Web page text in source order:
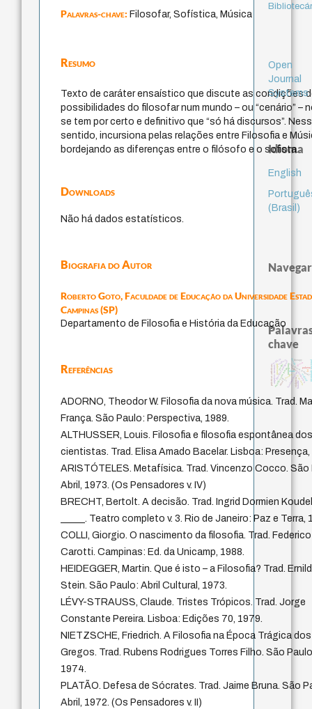
Palavras-chave:Filosofar, Sofística, Música
Resumo
Texto de caráter ensaístico que discute as condições
possibilidades do filosofar num mundo – ou “cenário” –
se tem por certo e definitivo que “só há discursos”.
sentido, incursiona pelas relações entre Filosofia e
bordejando as diferenças entre o filósofo e o sofista.
Downloads
Não há dados estatísticos.
Biografia do Autor
Roberto Goto,Faculdade de Educação da Universidade
Campinas (SP)
Departamento de Filosofia e História da Educação
Referências
ADORNO, Theodor W. Filosofia da nova música. Trad.
França. São Paulo: Perspectiva, 1989.
ALTHUSSER, Louis. Filosofia e filosofia espontânea
cientistas. Trad. Elisa Amado Bacelar. Lisboa: Presença,
ARISTÓTELES. Metafísica. Trad. Vincenzo Cocco. São
Abril, 1973. (Os Pensadores v. IV)
BRECHT, Bertolt. A decisão. Trad. Ingrid Dormien
_____. Teatro completo v. 3. Rio de Janeiro: Paz e Terra,
COLLI, Giorgio. O nascimento da filosofia. Trad. Federico
Carotti. Campinas: Ed. da Unicamp, 1988.
HEIDEGGER, Martin. Que é isto – a Filosofia? Trad.
Stein. São Paulo: Abril Cultural, 1973.
LÉVY-STRAUSS, Claude. Tristes Trópicos. Trad. Jorge
Constante Pereira. Lisboa: Edições 70, 1979.
NIETZSCHE, Friedrich. A Filosofia na Época Trágica dos
Gregos. Trad. Rubens Rodrigues Torres Filho. São
1974.
PLATÃO. Defesa de Sócrates. Trad. Jaime Bruna. São
Abril, 1972. (Os Pensadores v. II)
Open
Journal
Systems
Idioma
English
(Brasil)
Navegar
chave
fundamentalismo
jacobi protágorasexperiência temporal
metafísica do tempo
género
idade intolerância
filosofias indígenas j.c.m. neto
palavra
perdón
leyes violencia
guayaquil logos lei
arquivos mentais
desejo
sacrifício
bataille
mind
therapy
animais
prácticas artísticas realidad